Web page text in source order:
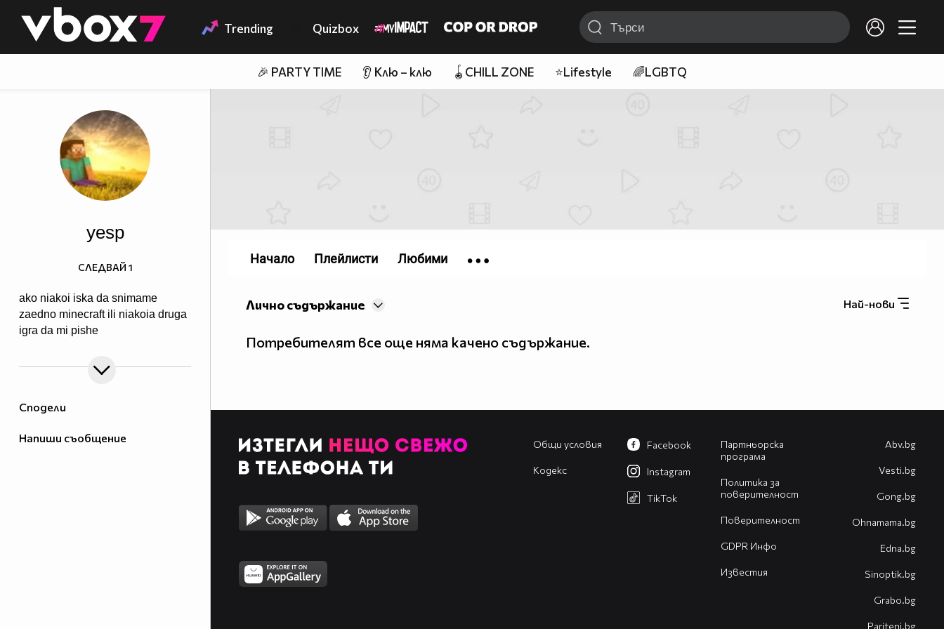
👾 Trending Quizbox
🎉 PARTY TIME 👂 Клю – клю 🪀CHILL ZONE ⭐Lifestyle 🌈LGBTQ
Сподели
Напиши съобщение
yesp
ako niakoi iska da snimame
zaedno minecraft ili niakoia druga
igra da mi pishe
СЛЕДВАЙ 1
Най-нови
Лично съдържание
Потребителят все още няма качено съдържание.
Начало Плейлисти Любими
Общи условия
Кодекс
Партньорска
програма
Политика за
поверителност
Поверителност
GDPR Инфо
Известия
Facebook
Instagram
TikTok
Abv.bg
Vesti.bg
Gong.bg
Оhnamama.bg
Edna.bg
Sinoptik.bg
Grabo.bg
Pariteni.bg